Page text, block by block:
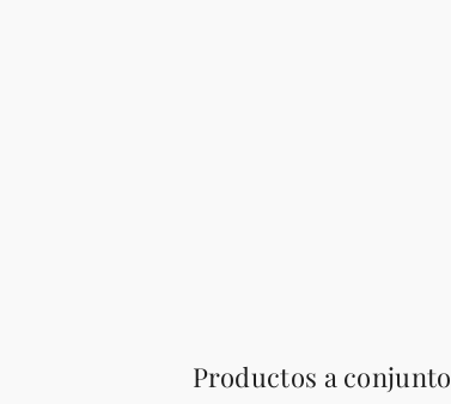
Productos a conjunto